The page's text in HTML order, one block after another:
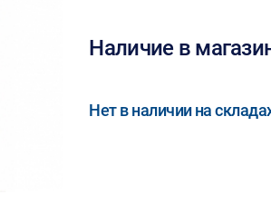
Наличие в
Нет в наличии на